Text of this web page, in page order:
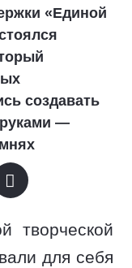
«Единой
создавать
—
творческой
для себя